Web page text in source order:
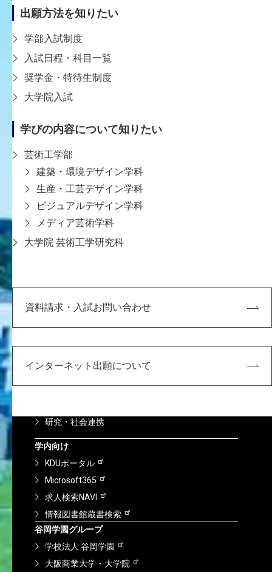
出願方法を知りたい
学部入試制度
入試日程・科目一覧
奨学金・特待生制度
大学院入試
学びの内容について知りたい
芸術工学部
建築・環境デザイン学科
生産・工芸デザイン学科
ビジュアルデザイン学科
メディア芸術学科
大学院 芸術工学研究科
資料請求・入試お問い合わせ
インターネット出願について
https://www.nhk.jp/g/ts/47NWJQ9RP7/blog/bl/pgXM
xEpMZa/bp/pN8rR41rBp/
▶︎ Gガイド番組表
https://bangumi.org/tv_events/AlpgQIW2QAM
一覧に戻る
〒651-2196 神戸市西区学園西町8-1-1
FAX:078-794-5027
大学案内
学生支援
研究・社会連携
学内向け
KDUポータル
Microsoft365
求人検索NAVI
情報図書館蔵書検索
谷岡学園グループ
学校法人 谷岡学園
大阪商業大学・大学院